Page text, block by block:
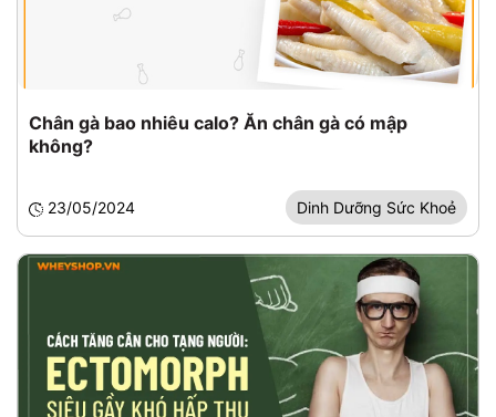
Chân gà bao nhiêu calo? Ăn chân gà có mập
không?
23/05/2024 Dinh Dưỡng Sức Khoẻ